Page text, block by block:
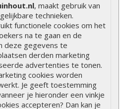
, maakt gebruik van
technieken.
functionele cookies om het
na te gaan en de
deze gegevens te
derden marketing
advertenties te tonen.
cookies worden
Je geeft toestemming
je hieronder een vinkje
accepteren? Dan kan je
Onlinetuinhout.nl
de tuin